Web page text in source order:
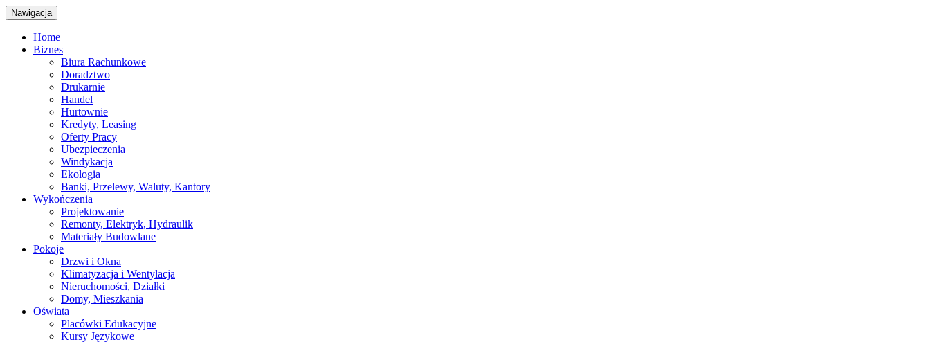
Nawigacja
Home
Biznes
Biura Rachunkowe
Doradztwo
Drukarnie
Handel
Hurtownie
Kredyty, Leasing
Oferty Pracy
Ubezpieczenia
Windykacja
Ekologia
Banki, Przelewy, Waluty, Kantory
Wykończenia
Projektowanie
Remonty, Elektryk, Hydraulik
Materiały Budowlane
Pokoje
Drzwi i Okna
Klimatyzacja i Wentylacja
Nieruchomości, Działki
Domy, Mieszkania
Oświata
Placówki Edukacyjne
Kursy Językowe